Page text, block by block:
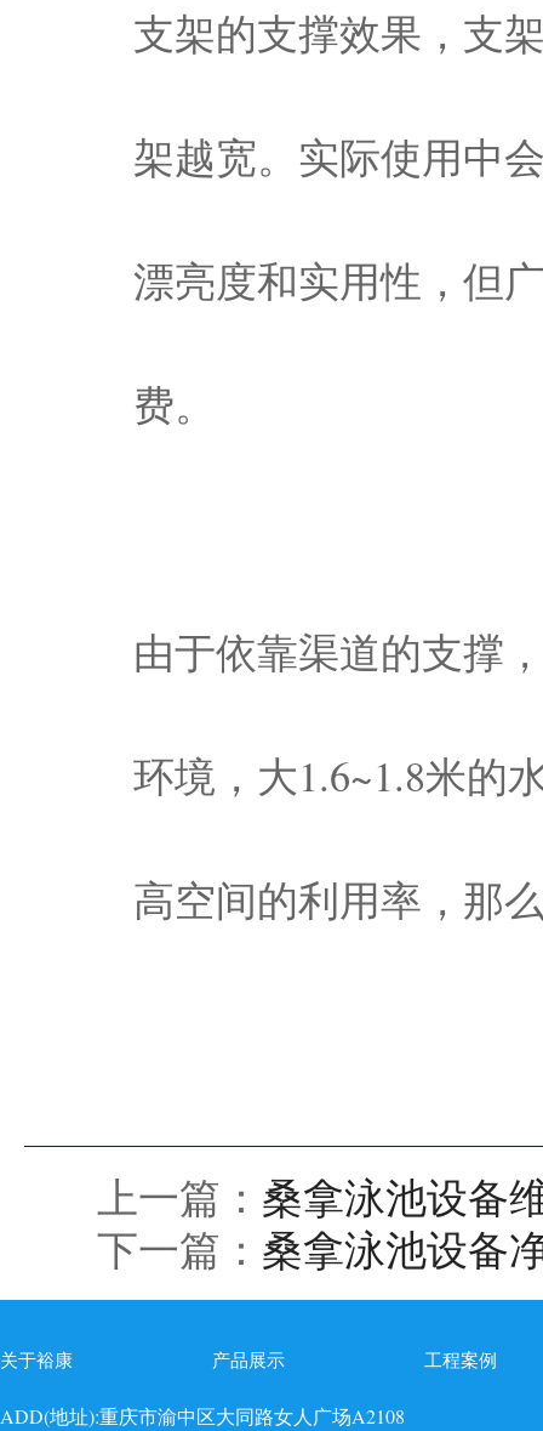
支架的支撑效果，支
架越宽。实际使用中
漂亮度和实用性，但
费。
由于依靠渠道的支撑
环境，大1.6~1.8米的
高空间的利用率，那
上一篇： 桑拿泳池设备
下一篇： 桑拿泳池设备
关于裕康 产品展示 工程案例
ADD(地址):重庆市渝中区大同路女人广场A2108